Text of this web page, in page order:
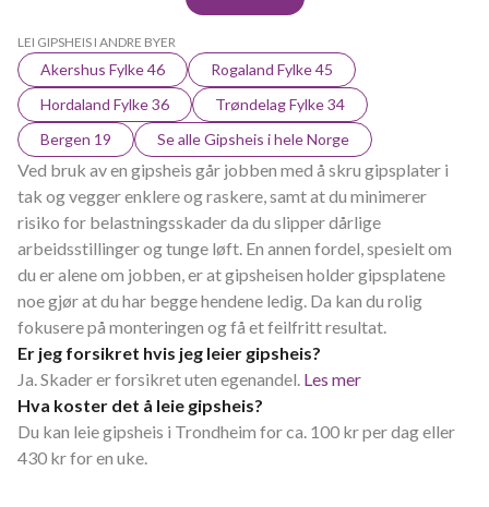
LEI GIPSHEIS I ANDRE BYER
Akershus Fylke 46
Rogaland Fylke 45
Hordaland Fylke 36
Trøndelag Fylke 34
Bergen 19
Se alle Gipsheis i hele Norge
Ved bruk av en gipsheis går jobben med å skru gipsplater i
tak og vegger enklere og raskere, samt at du minimerer
risiko for belastningsskader da du slipper dårlige
arbeidsstillinger og tunge løft. En annen fordel, spesielt om
du er alene om jobben, er at gipsheisen holder gipsplatene
noe gjør at du har begge hendene ledig. Da kan du rolig
fokusere på monteringen og få et feilfritt resultat.
Er jeg forsikret hvis jeg leier gipsheis?
Ja. Skader er forsikret uten egenandel. Les mer
Hva koster det å leie gipsheis?
Du kan leie gipsheis i Trondheim for ca. 100 kr per dag eller
430 kr for en uke.